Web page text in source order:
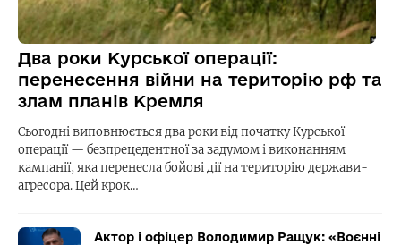
Два роки Курської операції:
перенесення війни на територію рф та
злам планів Кремля
Сьогодні виповнюється два роки від початку Курської
операції — безпрецедентної за задумом і виконанням
кампанії, яка перенесла бойові дії на територію держави-
агресора. Цей крок…
Актор і офіцер Володимир Ращук: «Воєнні